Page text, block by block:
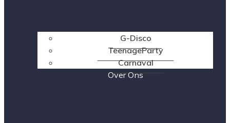
G-Disco
TeenageParty
Carnaval
Over Ons